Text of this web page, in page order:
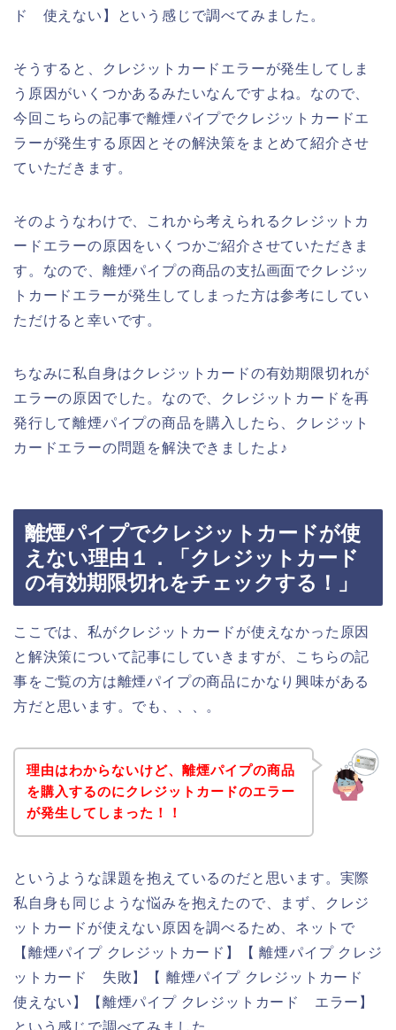
ド 使えない】という感じで調べてみました。
そうすると、クレジットカードエラーが発生してしま
う原因がいくつかあるみたいなんですよね。なので、
今回こちらの記事で離煙パイプでクレジットカードエ
ラーが発生する原因とその解決策をまとめて紹介させ
ていただきます。
そのようなわけで、これから考えられるクレジットカ
ードエラーの原因をいくつかご紹介させていただきま
す。なので、離煙パイプの商品の支払画面でクレジッ
トカードエラーが発生してしまった方は参考にしてい
ただけると幸いです。
ちなみに私自身はクレジットカードの有効期限切れが
エラーの原因でした。なので、クレジットカードを再
発行して離煙パイプの商品を購入したら、クレジット
カードエラーの問題を解決できましたよ♪
離煙パイプでクレジットカードが使
えない理由１．「クレジットカード
の有効期限切れをチェックする！」
ここでは、私がクレジットカードが使えなかった原因
と解決策について記事にしていきますが、こちらの記
事をご覧の方は離煙パイプの商品にかなり興味がある
方だと思います。でも、、、。
理由はわからないけど、離煙パイプの商品
を購入するのにクレジットカードのエラー
が発生してしまった！！
というような課題を抱えているのだと思います。実際
私自身も同じような悩みを抱えたので、まず、クレジ
ットカードが使えない原因を調べるため、ネットで
【離煙パイプ クレジットカード】【 離煙パイプ クレジ
ットカード 失敗】【 離煙パイプ クレジットカード
使えない】【離煙パイプ クレジットカード エラー】